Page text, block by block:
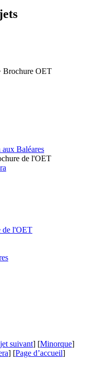
Brochure OET
Baléares
de l'OET
de l'OET
suivant] [Minorque]
] [Page d’accueil]